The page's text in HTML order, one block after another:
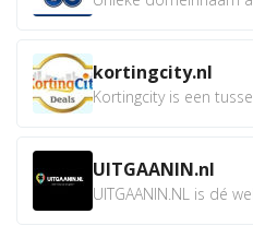
kortingcity.nl
UITGAANIN.nl